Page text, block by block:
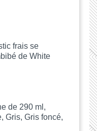
frais se
de White
de 290 ml,
Gris, Gris foncé,